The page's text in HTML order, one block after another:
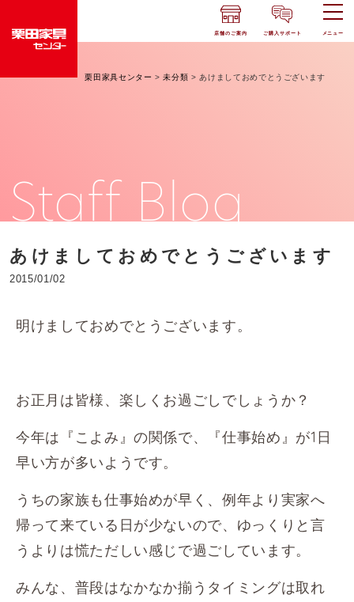
店舗のご案内 ご購入サポート メニュー
栗田家具センター >未分類 > あけましておめでとうございます
Staff Blog
あけましておめでとうございます
2015/01/02
明けましておめでとうございます。
お正月は皆様、楽しくお過ごしでしょうか？
今年は『こよみ』の関係で、『仕事始め』が1日
早い方が多いようです。
うちの家族も仕事始めが早く、例年より実家へ
帰って来ている日が少ないので、ゆっくりと言
うよりは慌ただしい感じで過ごしています。
みんな、普段はなかなか揃うタイミングは取れ